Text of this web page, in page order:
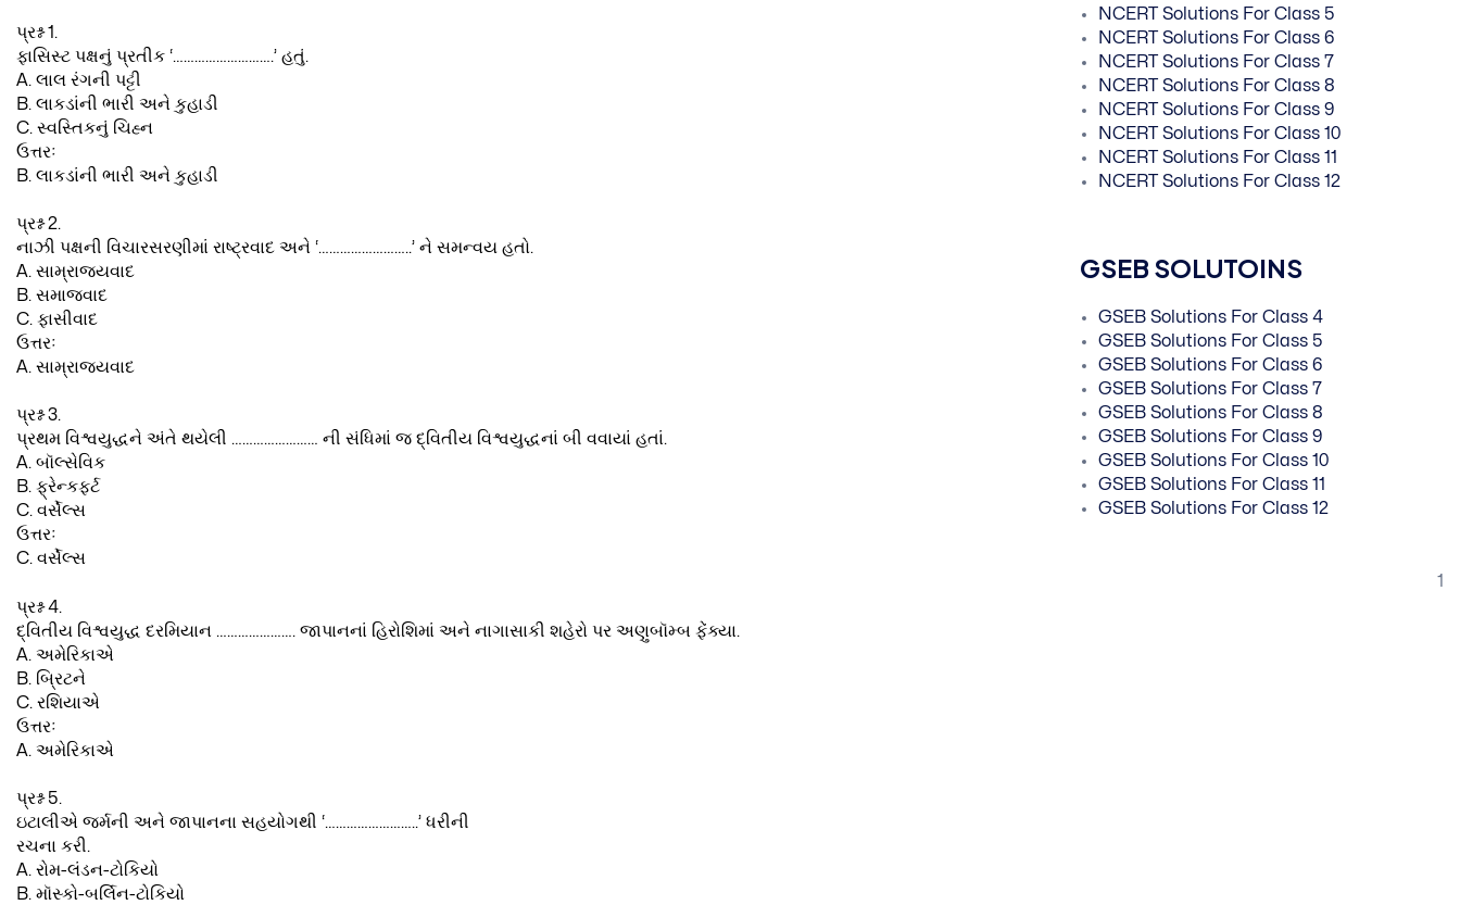
પ્રશ્ન 1.
ફાસિસ્ટ પક્ષનું પ્રતીક ‘……………………….’ હતું.
A. લાલ રંગની પટ્ટી
B. લાકડાંની ભારી અને કુહાડી
C. સ્વસ્તિકનું ચિહ્ન
ઉત્તરઃ
B. લાકડાંની ભારી અને કુહાડી
પ્રશ્ન 2.
નાઝી પક્ષની વિચારસરણીમાં રાષ્ટ્રવાદ અને ‘……………………..’ ને સમન્વય હતો.
A. સામ્રાજ્યવાદ
B. સમાજવાદ
C. ફાસીવાદ
ઉત્તરઃ
A. સામ્રાજ્યવાદ
પ્રશ્ન 3.
પ્રથમ વિશ્વયુદ્ધને અંતે થયેલી …………………… ની સંધિમાં જ દ્વિતીય વિશ્વયુદ્ધનાં બી વવાયાં હતાં.
A. બૉલ્સેવિક
B. ફ્રેન્કફર્ટ
C. વર્સેલ્સ
ઉત્તરઃ
C. વર્સેલ્સ
પ્રશ્ન 4.
દ્વિતીય વિશ્વયુદ્ધ દરમિયાન …………………. જાપાનનાં હિરોશિમાં અને નાગાસાકી શહેરો પર અણુબૉમ્બ ફેંક્યા.
A. અમેરિકાએ
B. બ્રિટને
C. રશિયાએ
ઉત્તરઃ
A. અમેરિકાએ
પ્રશ્ન 5.
ઇટાલીએ જર્મની અને જાપાનના સહયોગથી ‘……………………..’ ધરીની
રચના કરી.
A. રોમ-લંડન-ટોકિયો
B. મૉસ્કો-બર્લિન-ટોકિયો
NCERT Solutions For Class 5
NCERT Solutions For Class 6
NCERT Solutions For Class 7
NCERT Solutions For Class 8
NCERT Solutions For Class 9
NCERT Solutions For Class 10
NCERT Solutions For Class 11
NCERT Solutions For Class 12
GSEB SOLUTOINS
GSEB Solutions For Class 4
GSEB Solutions For Class 5
GSEB Solutions For Class 6
GSEB Solutions For Class 7
GSEB Solutions For Class 8
GSEB Solutions For Class 9
GSEB Solutions For Class 10
GSEB Solutions For Class 11
GSEB Solutions For Class 12
1